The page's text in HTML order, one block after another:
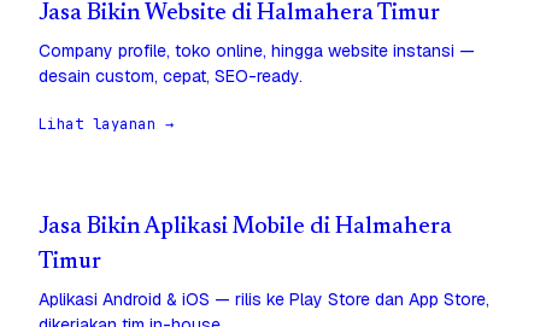
Jasa Bikin Website di Halmahera Timur
Company profile, toko online, hingga website instansi —
desain custom, cepat, SEO-ready.
Lihat layanan →
Jasa Bikin Aplikasi Mobile di Halmahera
Timur
Aplikasi Android & iOS — rilis ke Play Store dan App Store,